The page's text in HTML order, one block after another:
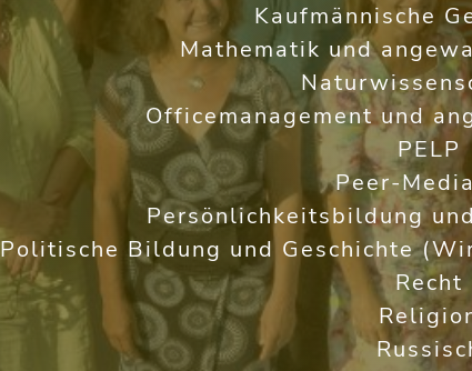
Kaufmännische
Mathematik und
Officemanagement und
PELP
Peer-
Persönlichkeitsbildung
Politische Bildung und Geschichte
Recht